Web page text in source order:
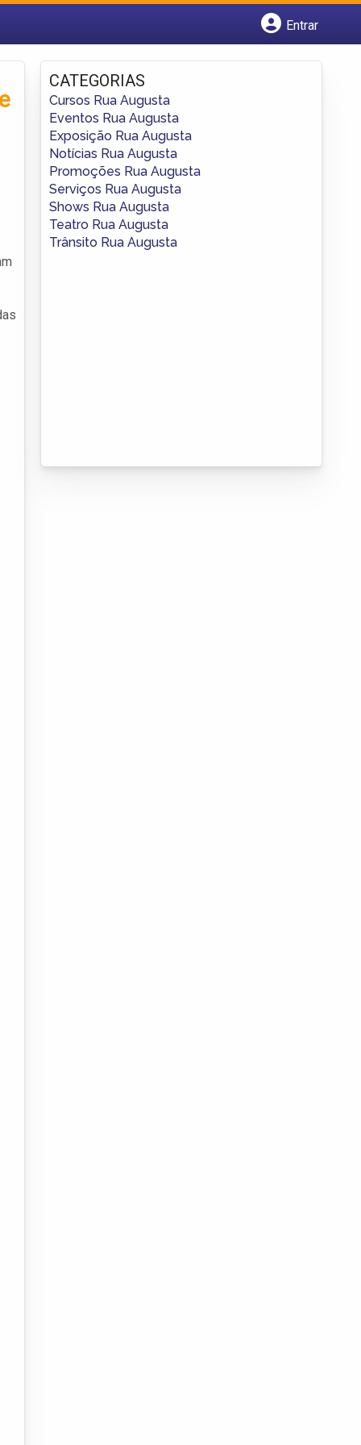
Entrar
Fazer login
Criar conta
CATEGORIAS
Cursos Rua Augusta
Eventos Rua Augusta
Exposição Rua Augusta
Notícias Rua Augusta
Promoções Rua Augusta
Serviços Rua Augusta
Shows Rua Augusta
Teatro Rua Augusta
Trânsito Rua Augusta